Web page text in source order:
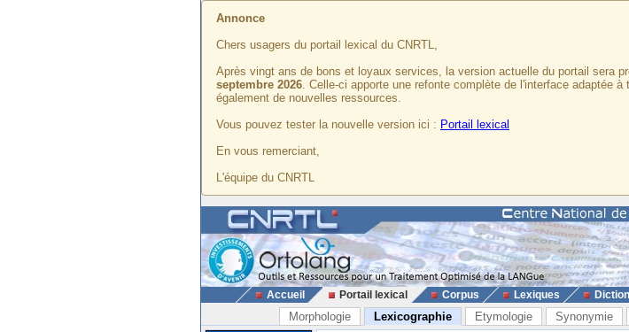
Annonce
Chers usagers du portail lexical du CNRTL,
Après vingt ans de bons et loyaux services, la version actuelle du portail sera
septembre 2026. Celle-ci apporte une refonte complète de l'interface adaptée
également de nouvelles ressources.
Vous pouvez tester la nouvelle version ici : Portail lexical
En vous remerciant,
L'équipe du CNRTL
Accueil Portail lexical Corpus Lexiques
Morphologie Lexicographie Etymologie Synonymie